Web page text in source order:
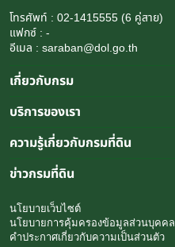
โทรศัพท์ : 02-1415555 (6 คู่สาย)
แฟกซ์ : -
อีเมล : saraban@dol.go.th
เกี่ยวกับกรม
บริการของเรา
ความรู้เกี่ยวกับกรมที่ดิน
ข่าวกรมที่ดิน
นโยบายเว็บไซต์
นโยบายการคุ้มครองข้อมูลส่วนบุคคล
คำประกาศเกี่ยวกับความเป็นส่วนตัว